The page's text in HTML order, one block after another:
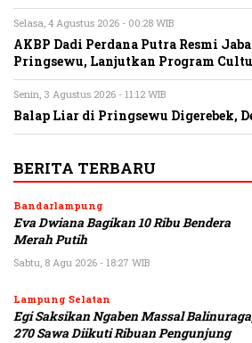
Selasa, 4 Agustus 2026 - 00:28 WIB
AKBP Dadi Perdana Putra Resmi
Pringsewu, Lanjutkan Program
Senin, 3 Agustus 2026 - 11:12 WIB
Balap Liar di Pringsewu Digerebek,
BERITA TERBARU
Bandarlampung
Eva Dwiana Bagikan 10 Ribu Bendera
Merah Putih
Sabtu, 8 Agu 2026 - 18:27 WIB
Lampung Selatan
Egi Saksikan Ngaben Massal
270 Sawa Diikuti Ribuan Pengunjung